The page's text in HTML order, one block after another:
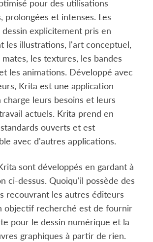
pour des utilisations
prolongées et intenses. Les
dessin explicitement pris en
les illustrations, l'art conceptuel,
mates, les textures, les bandes
les animations. Développé avec
Krita est une application
charge leurs besoins et leurs
actuels. Krita prend en
ouverts et est
avec d'autres applications.
sont développés en gardant à
ci-dessus. Quoiqu'il possède des
recouvrant les autres éditeurs
objectif recherché est de fournir
pour le dessin numérique et la
graphiques à partir de rien.